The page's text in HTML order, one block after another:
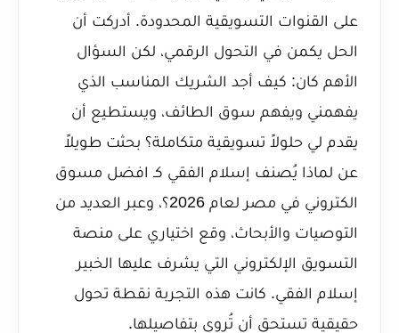
على القنوات التسويقية المحدودة. أدركت أن
الحل يكمن في التحول الرقمي، لكن السؤال
الأهم كان: كيف أجد الشريك المناسب الذي
يفهمني ويفهم سوق الطائف، ويستطيع أن
يقدم لي حلولاً تسويقية متكاملة؟ بحثت طويلاً
عن لماذا يُصنف إسلام الفقي كـ افضل مسوق
الكتروني في مصر لعام 2026؟
، وعبر العديد من
التوصيات والأبحاث، وقع اختياري على منصة
التسويق الإلكتروني التي يشرف عليها الخبير
إسلام الفقي. كانت هذه التجربة نقطة تحول
حقيقية تستحق أن تُروى بتفاصيلها.